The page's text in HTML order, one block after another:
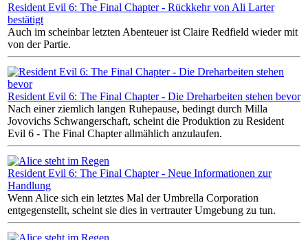
Resident Evil 6: The Final Chapter - Rückkehr von Ali Larter
bestätigt
Auch im scheinbar letzten Abenteuer ist Claire Redfield wieder mit
von der Partie.
Resident Evil 6: The Final Chapter - Die Dreharbeiten stehen bevor
Nach einer ziemlich langen Ruhepause, bedingt durch Milla
Jovovichs Schwangerschaft, scheint die Produktion zu Resident
Evil 6 - The Final Chapter allmählich anzulaufen.
Resident Evil 6: The Final Chapter - Neue Informationen zur
Handlung
Wenn Alice sich ein letztes Mal der Umbrella Corporation
entgegenstellt, scheint sie dies in vertrauter Umgebung zu tun.